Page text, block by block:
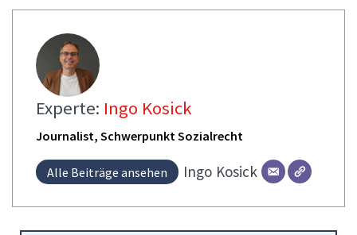
Experte: Ingo Kosick
Journalist, Schwerpunkt Sozialrecht
Alle Beiträge ansehen Ingo Kosick